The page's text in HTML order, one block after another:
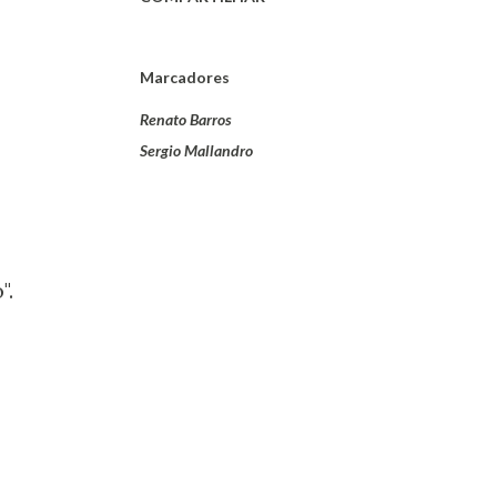
Marcadores
Renato Barros
Sergio Mallandro